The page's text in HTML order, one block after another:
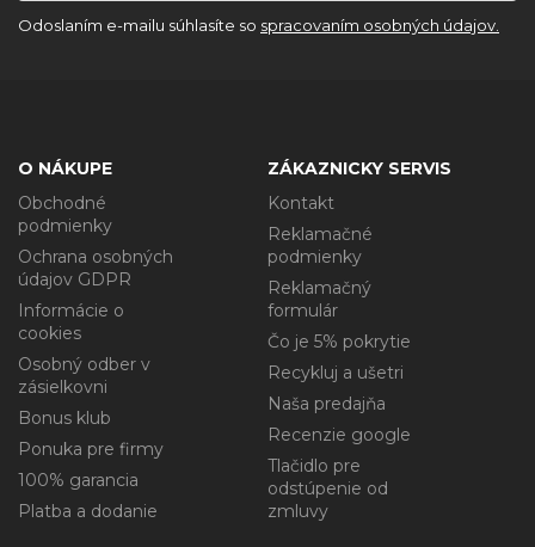
Odoslaním e-mailu súhlasíte so spracovaním osobných údajov.
O NÁKUPE
Obchodné
podmienky
Ochrana osobných
údajov GDPR
Informácie o
cookies
Osobný odber v
zásielkovni
Bonus klub
Ponuka pre firmy
100% garancia
Platba a dodanie
ZÁKAZNICKY SERVIS
Kontakt
Reklamačné
podmienky
Reklamačný
formulár
Čo je 5% pokrytie
Recykluj a ušetri
Naša predajňa
Recenzie google
Tlačidlo pre
odstúpenie od
zmluvy